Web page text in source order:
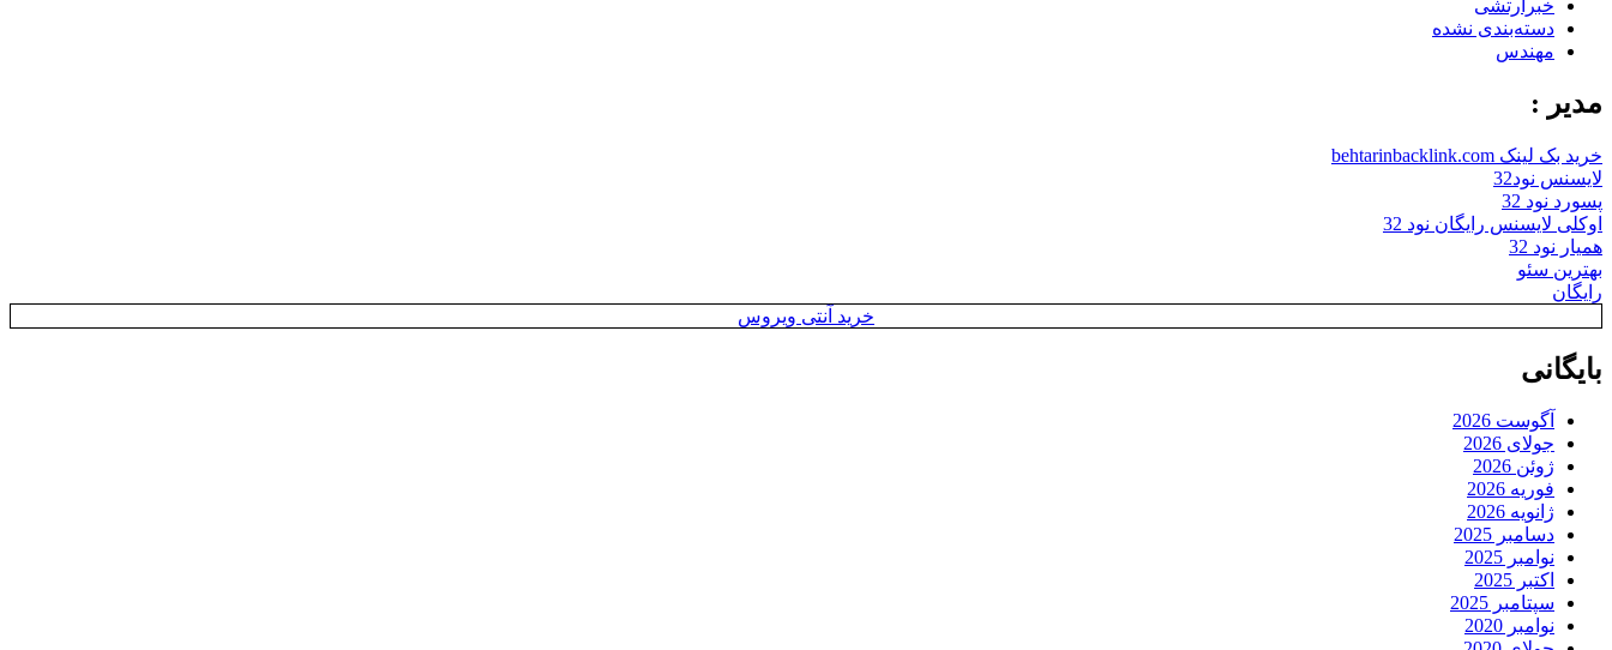
خبرارتشی
دسته‌بندی نشده
مهندس
مدیر :
خرید بک لینک behtarinbacklink.com
لایسنس نود32
پسورد نود 32
اوکلی لایسنس رایگان نود 32
همیار نود 32
بهترین سئو
رایگان
خرید آنتی ویروس
بایگانی
آگوست 2026
جولای 2026
ژوئن 2026
فوریه 2026
ژانویه 2026
دسامبر 2025
نوامبر 2025
اکتبر 2025
سپتامبر 2025
نوامبر 2020